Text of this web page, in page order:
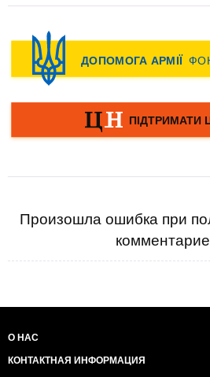
Произошла ошибка при
О НАС
КОНТАКТНАЯ ИНФОРМАЦИЯ